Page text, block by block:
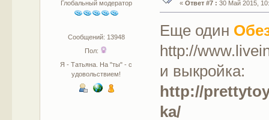
Глобальный модератор
Сообщений: 13948
Пол:
Я - Татьяна. На "ты" - с
удовольствием!
« Ответ #7 : 30 Май 2015,
Еще один
http://
и выкройка:
http://
ka/